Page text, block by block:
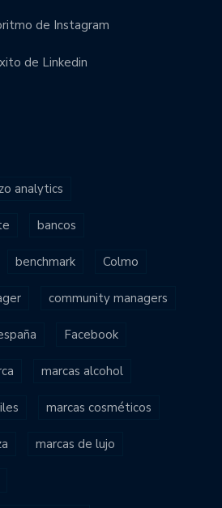
de Instagram
de Linkedin
analytics
bancos
benchmark Colmo
community managers
Facebook
marcas alcohol
marcas cosméticos
marcas de lujo